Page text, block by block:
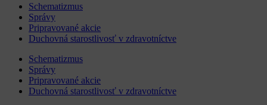
Schematizmus
Správy
Pripravované akcie
Duchovná starostlivosť v zdravotníctve
Schematizmus
Správy
Pripravované akcie
Duchovná starostlivosť v zdravotníctve